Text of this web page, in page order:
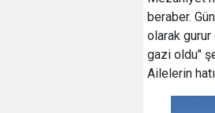
beraber.
olarak gurur
gazi oldu"
Ailelerin